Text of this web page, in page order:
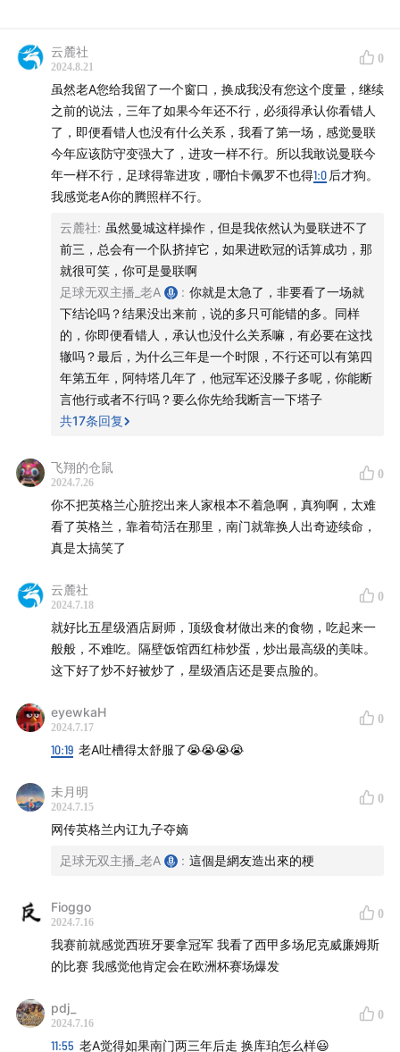
上第四次夺得欧洲杯冠军，超越德国队成为欧洲杯史上夺
军。尼科-威廉姆斯第47分钟帮助西班牙队先拔头筹，替
补出场的帕尔默第73分钟扳平比分。第86分钟，替补登场
的奥亚萨瓦尔打进绝杀球。
那这期节目，我们就会带大家来回顾一下这场比赛的情
况，以及探讨一些热议的话题，欢迎大家收听。
云麓社
2024.8.21
0
虽然老A您给我留了一个窗口，换成我没有您这个度量，继续
之前的说法，三年了如果今年还不行，必须得承认你看错人
了，即便看错人也没有什么关系，我看了第一场，感觉曼联
今年应该防守变强大了，进攻一样不行。所以我敢说曼联今
年一样不行，足球得靠进攻，哪怕卡佩罗不也得1:0 后才狗。
我感觉老A你的腾照样不行。
云麓社: 虽然曼城这样操作，但是我依然认为曼联进不了
前三，总会有一个队挤掉它，如果进欧冠的话算成功，那
就很可笑，你可是曼联啊
足球无双主播_老A
: 你就是太急了，非要看了一场就
下结论吗？结果没出来前，说的多只可能错的多。同样
的，你即便看错人，承认也没什么关系嘛，有必要在这找
辙吗？最后，为什么三年是一个时限，不行还可以有第四
年第五年，阿特塔几年了，他冠军还没滕子多呢，你能断
言他行或者不行吗？要么你先给我断言一下塔子
共17条回复
飞翔的仓鼠
2024.7.26
0
你不把英格兰心脏挖出来人家根本不着急啊，真狗啊，太难
看了英格兰，靠着苟活在那里，南门就靠换人出奇迹续命，
真是太搞笑了
云麓社
2024.7.18
0
就好比五星级酒店厨师，顶级食材做出来的食物，吃起来一
般般，不难吃。隔壁饭馆西红柿炒蛋，炒出最高级的美味。
这下好了炒不好被炒了，星级酒店还是要点脸的。
eyewkaH
2024.7.17
0
10:19 老A吐槽得太舒服了😭😭😭😭
未月明
2024.7.15
0
网传英格兰内讧九子夺嫡
足球无双主播_老A : 這個是網友造出來的梗
Fioggo
2024.7.16
0
我赛前就感觉西班牙要拿冠军 我看了西甲多场尼克威廉姆斯
的比赛 我感觉他肯定会在欧洲杯赛场爆发
pdj_
2024.7.16
0
11:55 老A觉得如果南门两三年后走 换库珀怎么样😃